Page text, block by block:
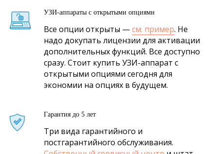
УЗИ-аппараты с открытыми опциями
Все опции открыты —см. пример. Не
надо докупать лицензии для активации
дополнительных функций. Все доступно
сразу. Стоит купить УЗИ-аппарат с
открытыми опциями сегодня для
экономии на опциях в будущем.
Гарантия до 5 лет
Три вида гарантийного и
постгарантийного обслуживания.